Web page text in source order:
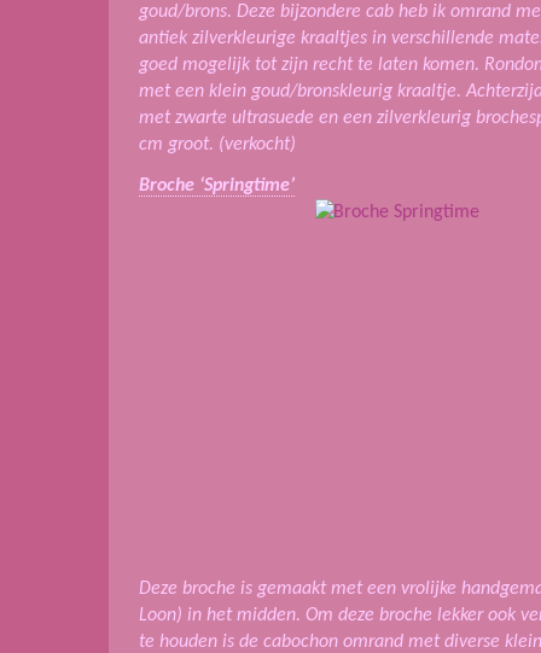
goud/brons. Deze bijzondere cab heb ik omrand
antiek zilverkleurige kraaltjes in verschillende
goed mogelijk tot zijn recht te laten komen.
met een klein goud/bronskleurig kraaltje.
met zwarte ultrasuede en een zilverkleurig
cm groot. (verkocht)
Broche ‘Springtime’
Deze broche is gemaakt met een vrolijke
Loon) in het midden. Om deze broche lekker ook
te houden is de cabochon omrand met diverse